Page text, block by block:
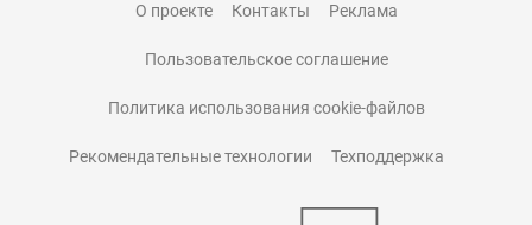
О проекте Контакты Реклама
Пользовательское соглашение
Политика использования cookie-файлов
Рекомендательные технологии Техподдержка